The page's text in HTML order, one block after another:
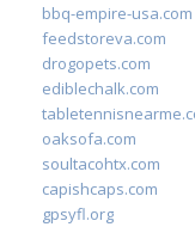
bbq-empire-usa.com
feedstoreva.com
drogopets.com
ediblechalk.com
oaksofa.com
soultacohtx.com
capishcaps.com
gpsyfl.org